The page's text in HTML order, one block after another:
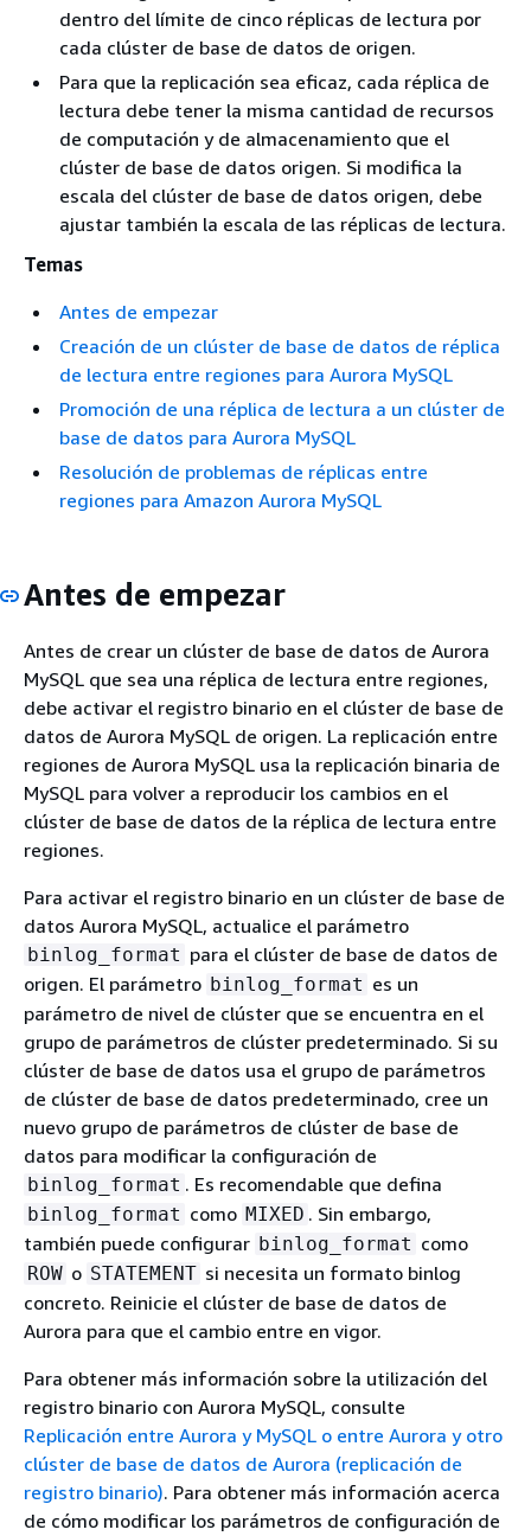
dentro del límite de cinco réplicas de lectura por
cada clúster de base de datos de origen.
Para que la replicación sea eficaz, cada réplica de
lectura debe tener la misma cantidad de recursos
de computación y de almacenamiento que el
clúster de base de datos origen. Si modifica la
escala del clúster de base de datos origen, debe
ajustar también la escala de las réplicas de lectura.
Temas
Antes de empezar
Creación de un clúster de base de datos de réplica
de lectura entre regiones para Aurora MySQL
Promoción de una réplica de lectura a un clúster de
base de datos para Aurora MySQL
Resolución de problemas de réplicas entre
regiones para Amazon Aurora MySQL
Antes de empezar
Antes de crear un clúster de base de datos de Aurora
MySQL que sea una réplica de lectura entre regiones,
debe activar el registro binario en el clúster de base de
datos de Aurora MySQL de origen. La replicación entre
regiones de Aurora MySQL usa la replicación binaria de
MySQL para volver a reproducir los cambios en el
clúster de base de datos de la réplica de lectura entre
regiones.
Para activar el registro binario en un clúster de base de
datos Aurora MySQL, actualice el parámetro
binlog_format para el clúster de base de datos de
origen. El parámetro binlog_format es un
parámetro de nivel de clúster que se encuentra en el
grupo de parámetros de clúster predeterminado. Si su
clúster de base de datos usa el grupo de parámetros
de clúster de base de datos predeterminado, cree un
nuevo grupo de parámetros de clúster de base de
datos para modificar la configuración de
binlog_format . Es recomendable que defina
binlog_format como MIXED . Sin embargo,
también puede configurar binlog_format como
ROW o STATEMENT si necesita un formato binlog
concreto. Reinicie el clúster de base de datos de
Aurora para que el cambio entre en vigor.
Para obtener más información sobre la utilización del
registro binario con Aurora MySQL, consulte
Replicación entre Aurora y MySQL o entre Aurora y otro
clúster de base de datos de Aurora (replicación de
registro binario). Para obtener más información acerca
de cómo modificar los parámetros de configuración de